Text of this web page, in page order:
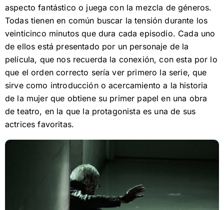
aspecto fantástico o juega con la mezcla de géneros.
Todas tienen en común buscar la tensión durante los
veinticinco minutos que dura cada episodio. Cada uno
de ellos está presentado por un personaje de la
película, que nos recuerda la conexión, con esta por lo
que el orden correcto sería ver primero la serie, que
sirve como introducción o acercamiento a la historia
de la mujer que obtiene su primer papel en una obra
de teatro, en la que la protagonista es una de sus
actrices favoritas.